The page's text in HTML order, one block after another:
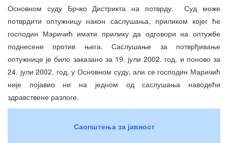
Основном суду Брчко Дистрикта на потврду. Суд може
потврдити оптужницу након саслушања, приликом којег ће
господин Маричић имати прилику да одговори на оптужбе
поднесене против њега. Саслушање за потврђивање
оптужнице је било заказано за 19. јули 2002. год. и поново за
24. јули 2002. год. у Основном суду, али се господин Маричић
није појавио ни на једном од саслушања наводећи
здравствене разлоге.
Саопштења за јавност